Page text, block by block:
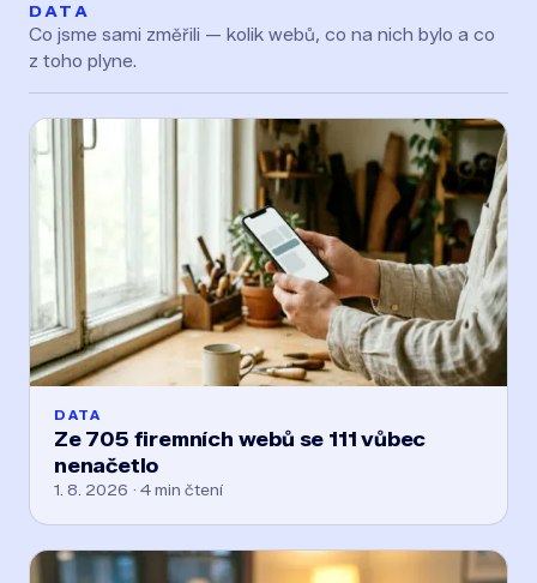
DATA
Co jsme sami změřili — kolik webů, co na nich bylo a co
z toho plyne.
DATA
Ze 705 firemních webů se 111 vůbec
nenačetlo
1. 8. 2026 · 4 min čtení